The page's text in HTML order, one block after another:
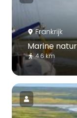
Frankrijk
Marine
4.6 km